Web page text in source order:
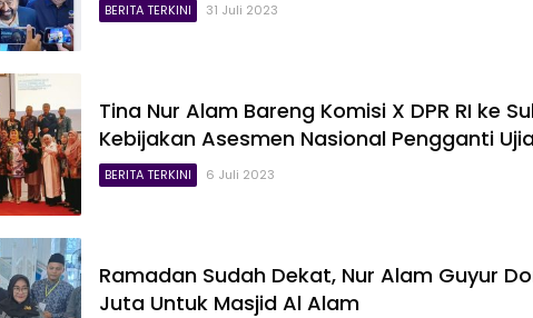
BERITA TERKINI 31 Juli 2023
Tina Nur Alam Bareng Komisi X DPR RI ke
Kebijakan Asesmen Nasional Pengganti
BERITA TERKINI 6 Juli 2023
Ramadan Sudah Dekat, Nur Alam Guyur
Juta Untuk Masjid Al Alam